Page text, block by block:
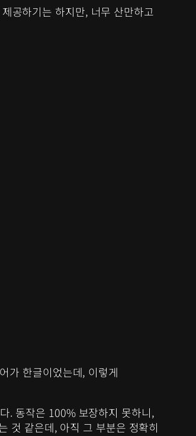
공하기는 하지만, 너무 산만하고
가 한글이었는데, 이렇게
. 동작은 100% 보장하지 못하니,
것 같은데, 아직 그 부분은 정확히